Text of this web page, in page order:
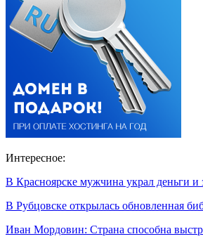
Интересное:
В Красноярске мужчина украл деньги
В Рубцовске открылась обновленная
Иван Мордовин: Страна способна